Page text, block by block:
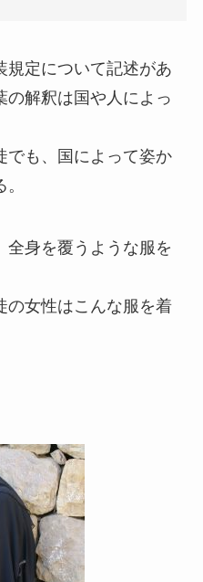
規定について記述があ
の解釈は国や人によっ
でも、国によって姿か
全身を覆うような服を
の女性はこんな服を着